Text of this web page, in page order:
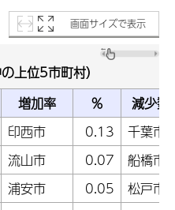
画面サイズで表示
増加率 ％ 減少数
上位5市町村）
印西市 0.13
千葉市
流山市 0.07
船橋市
浦安市 0.05
松戸市